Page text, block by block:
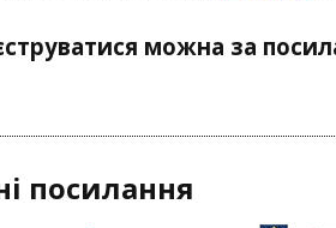
можна за
посилання